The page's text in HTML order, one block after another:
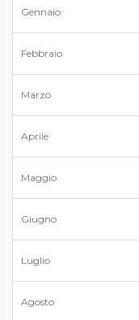
Gennaio
Febbraio
Marzo
Aprile
Maggio
Giugno
Luglio
Agosto